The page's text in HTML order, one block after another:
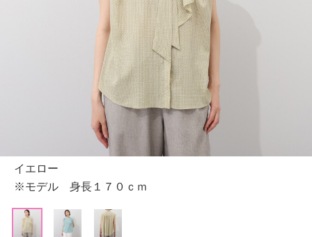
イエロー
※モデル 身長１７０ｃｍ